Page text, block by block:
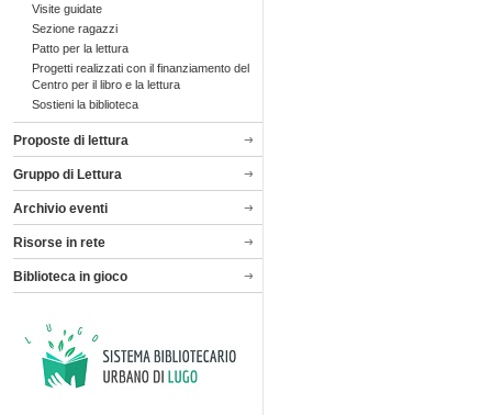
Visite guidate
Sezione ragazzi
Patto per la lettura
Progetti realizzati con il finanziamento del
Centro per il libro e la lettura
Sostieni la biblioteca
Proposte di lettura
Gruppo di Lettura
Archivio eventi
Risorse in rete
Biblioteca in gioco